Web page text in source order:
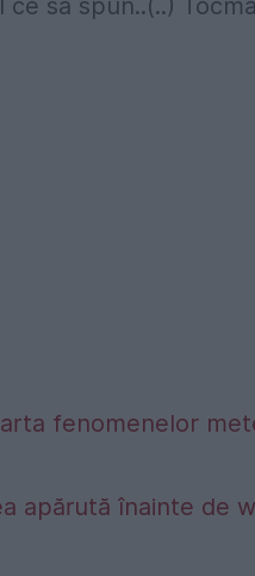
fenomenelor
apărută înainte de